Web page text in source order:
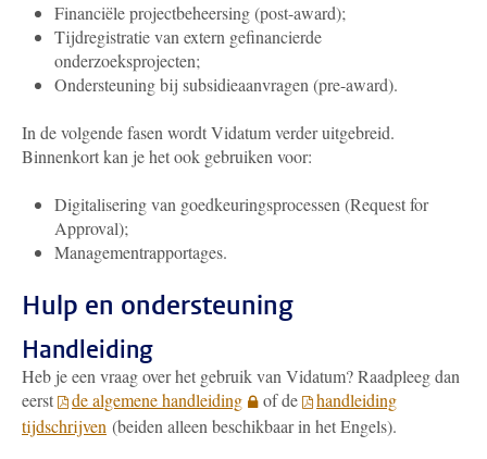
Financiële projectbeheersing (post-award);
Tijdregistratie van extern gefinancierde
onderzoeksprojecten;
Ondersteuning bij subsidieaanvragen (pre-award).
In de volgende fasen wordt Vidatum verder uitgebreid.
Binnenkort kan je het ook gebruiken voor:
Digitalisering van goedkeuringsprocessen (Request for
Approval);
Managementrapportages.
Hulp en ondersteuning
Handleiding
Heb je een vraag over het gebruik van Vidatum? Raadpleeg dan
eerst
de algemene handleiding of de
handleiding
tijdschrijven (beiden alleen beschikbaar in het Engels).